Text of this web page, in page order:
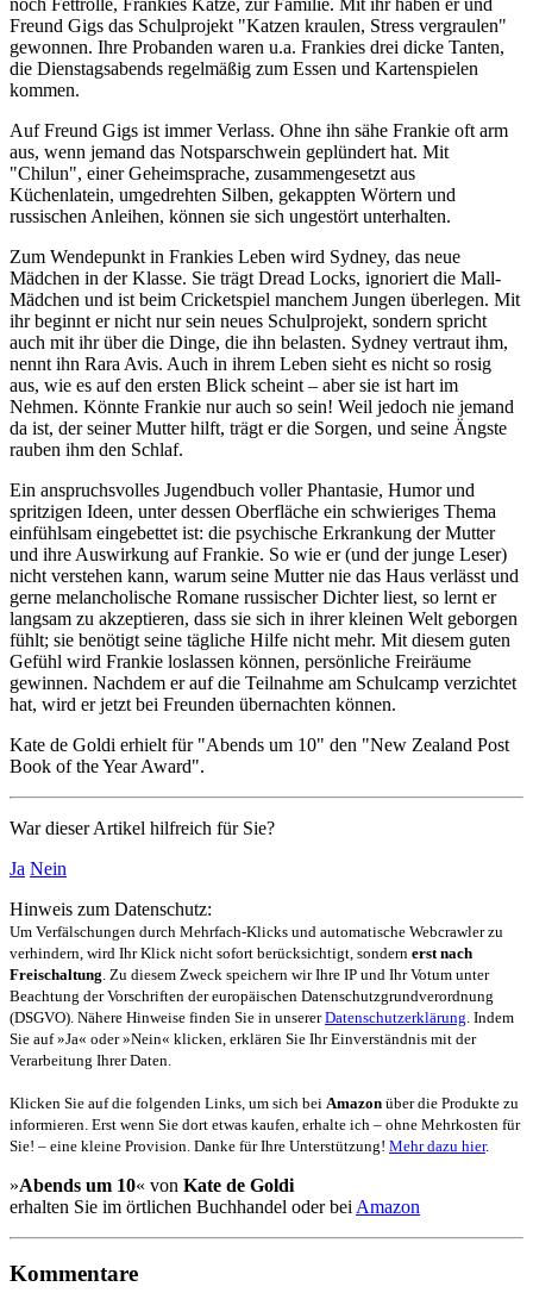
Freund Gigs das Schulprojekt "Katzen kraulen, Stress vergraulen"
gewonnen. Ihre Probanden waren u.a. Frankies drei dicke Tanten,
die Dienstagsabends regelmäßig zum Essen und Kartenspielen
kommen.
Auf Freund Gigs ist immer Verlass. Ohne ihn sähe Frankie oft arm
aus, wenn jemand das Notsparschwein geplündert hat. Mit
"Chilun", einer Geheimsprache, zusammengesetzt aus
Küchenlatein, umgedrehten Silben, gekappten Wörtern und
russischen Anleihen, können sie sich ungestört unterhalten.
Zum Wendepunkt in Frankies Leben wird Sydney, das neue
Mädchen in der Klasse. Sie trägt Dread Locks, ignoriert die Mall-
Mädchen und ist beim Cricketspiel manchem Jungen überlegen. Mit
ihr beginnt er nicht nur sein neues Schulprojekt, sondern spricht
auch mit ihr über die Dinge, die ihn belasten. Sydney vertraut ihm,
nennt ihn Rara Avis. Auch in ihrem Leben sieht es nicht so rosig
aus, wie es auf den ersten Blick scheint – aber sie ist hart im
Nehmen. Könnte Frankie nur auch so sein! Weil jedoch nie jemand
da ist, der seiner Mutter hilft, trägt er die Sorgen, und seine Ängste
rauben ihm den Schlaf.
Ein anspruchsvolles Jugendbuch voller Phantasie, Humor und
spritzigen Ideen, unter dessen Oberfläche ein schwieriges Thema
einfühlsam eingebettet ist: die psychische Erkrankung der Mutter
und ihre Auswirkung auf Frankie. So wie er (und der junge Leser)
nicht verstehen kann, warum seine Mutter nie das Haus verlässt und
gerne melancholische Romane russischer Dichter liest, so lernt er
langsam zu akzeptieren, dass sie sich in ihrer kleinen Welt geborgen
fühlt; sie benötigt seine tägliche Hilfe nicht mehr. Mit diesem guten
Gefühl wird Frankie loslassen können, persönliche Freiräume
gewinnen. Nachdem er auf die Teilnahme am Schulcamp verzichtet
hat, wird er jetzt bei Freunden übernachten können.
Kate de Goldi erhielt für "Abends um 10" den "New Zealand Post
Book of the Year Award".
War dieser Artikel hilfreich für Sie?
Ja Nein
Hinweis zum Datenschutz:
Um Verfälschungen durch Mehrfach-Klicks und automatische Webcrawler zu
verhindern, wird Ihr Klick nicht sofort berücksichtigt, sondern erst nach
Freischaltung . Zu diesem Zweck speichern wir Ihre IP und Ihr Votum unter
Beachtung der Vorschriften der europäischen Datenschutzgrundverordnung
(DSGVO). Nähere Hinweise finden Sie in unsererDatenschutzerklärung . Indem
Sie auf »Ja« oder »Nein« klicken, erklären Sie Ihr Einverständnis mit der
Verarbeitung Ihrer Daten.
Klicken Sie auf die folgenden Links, um sich bei Amazon über die Produkte zu
informieren. Erst wenn Sie dort etwas kaufen, erhalte ich – ohne Mehrkosten für
Sie! – eine kleine Provision. Danke für Ihre Unterstützung! Mehr dazu hier.
»Abends um 10« von Kate de Goldi
erhalten Sie im örtlichen Buchhandel oder bei Amazon
Kommentare